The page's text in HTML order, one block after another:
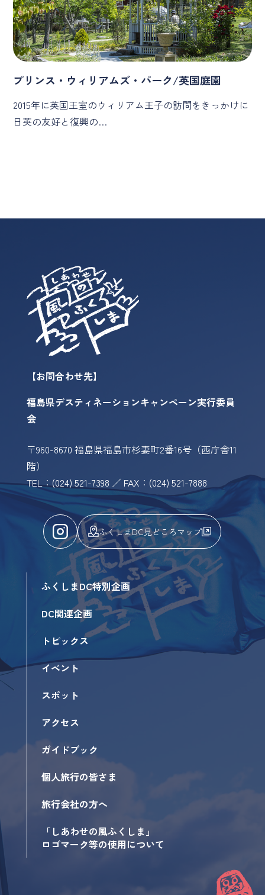
プリンス・ウィリアムズ・パーク/英国庭園
2015年に英国王室のウィリアム王子の訪問をきっかけに
日英の友好と復興の…
【お問合わせ先】
福島県デスティネーションキャンペーン実行委員
会
〒960-8670 福島県福島市杉妻町2番16号（西庁舎11
階）
TEL：(024) 521-7398 ／ FAX：(024) 521-7888
ふくしまDC見どころマップ
ふくしまDC特別企画
DC関連企画
トピックス
イベント
スポット
アクセス
ガイドブック
個人旅行の皆さま
旅行会社の方へ
「しあわせの風ふくしま」
ロゴマーク等の使用について